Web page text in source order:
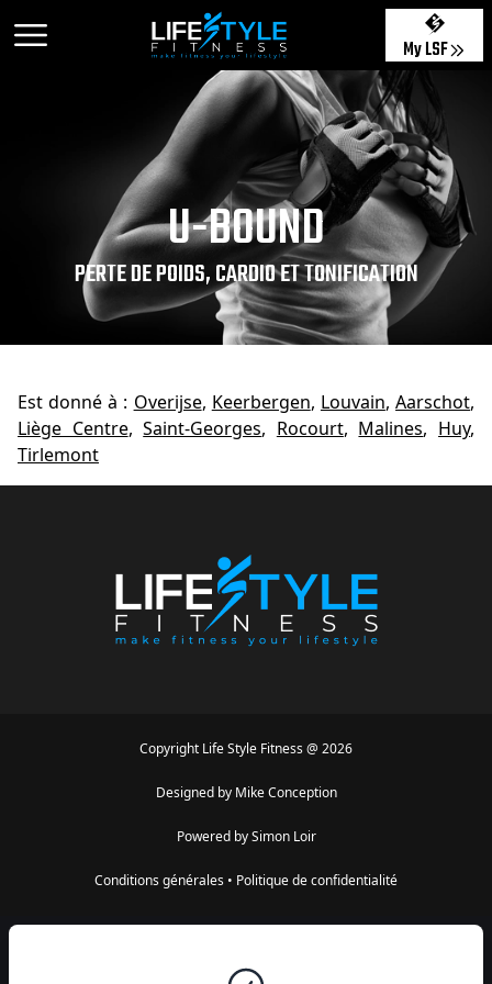
My LSF
U-BOUND
PERTE DE POIDS, CARDIO ET TONIFICATION
Est donné à : Overijse, Keerbergen, Louvain,Aarschot,
Liège Centre,Saint-Georges, Rocourt, Malines, Huy,
Tirlemont
Copyright Life Style Fitness @ 2026
Designed by Mike Conception
Powered by Simon Loir
Conditions générales • Politique de confidentialité